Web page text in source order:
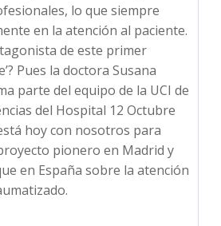
lo que siempre
en la atención al paciente.
de este primer
Pues la doctora Susana
parte del equipo de la UCI de
del Hospital 12 Octubre
hoy con nosotros para
pionero en Madrid y
en España sobre la atención